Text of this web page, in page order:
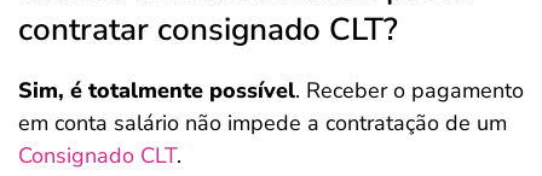
contratar consignado CLT?
Sim, é totalmente possível. Receber o pagamento
em conta salário não impede a contratação de um
Consignado CLT.